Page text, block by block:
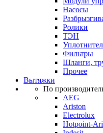
Насосы
Ролики
ТЭН
Фильтры
Шланги,
Прочее
Вытяжки
По
AEG
Ariston
Electrolux
Hotpoint-